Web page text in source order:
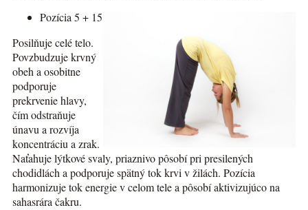
Pozícia 5 + 15
Posilňuje celé telo.
Povzbudzuje krvný
obeh a osobitne
podporuje
prekrvenie hlavy,
čím odstraňuje
únavu a rozvíja
koncentráciu a zrak.
Naťahuje lýtkové svaly, priaznivo pôsobí pri presilených
chodidlách a podporuje spätný tok krvi v žilách. Pozícia
harmonizuje tok energie v celom tele a pôsobí aktivizujúco na
sahasrára čakru.